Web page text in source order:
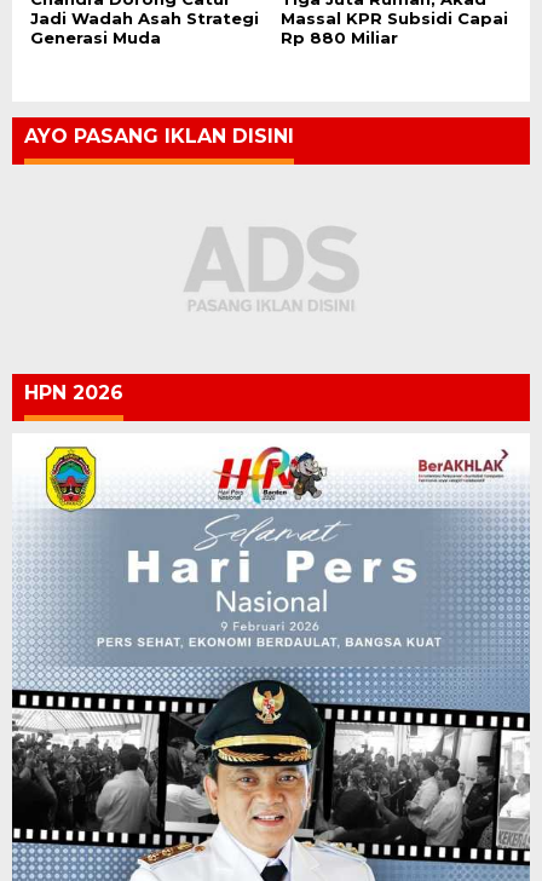
Jadi Wadah Asah Strategi
Generasi Muda
Massal KPR Subsidi Capai
Rp 880 Miliar
AYO PASANG IKLAN DISINI
HPN 2026